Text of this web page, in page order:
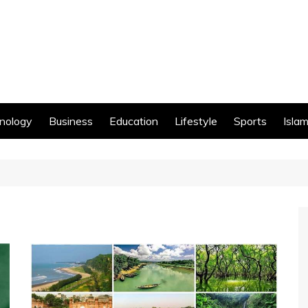
Business Education Lifestyle Sports